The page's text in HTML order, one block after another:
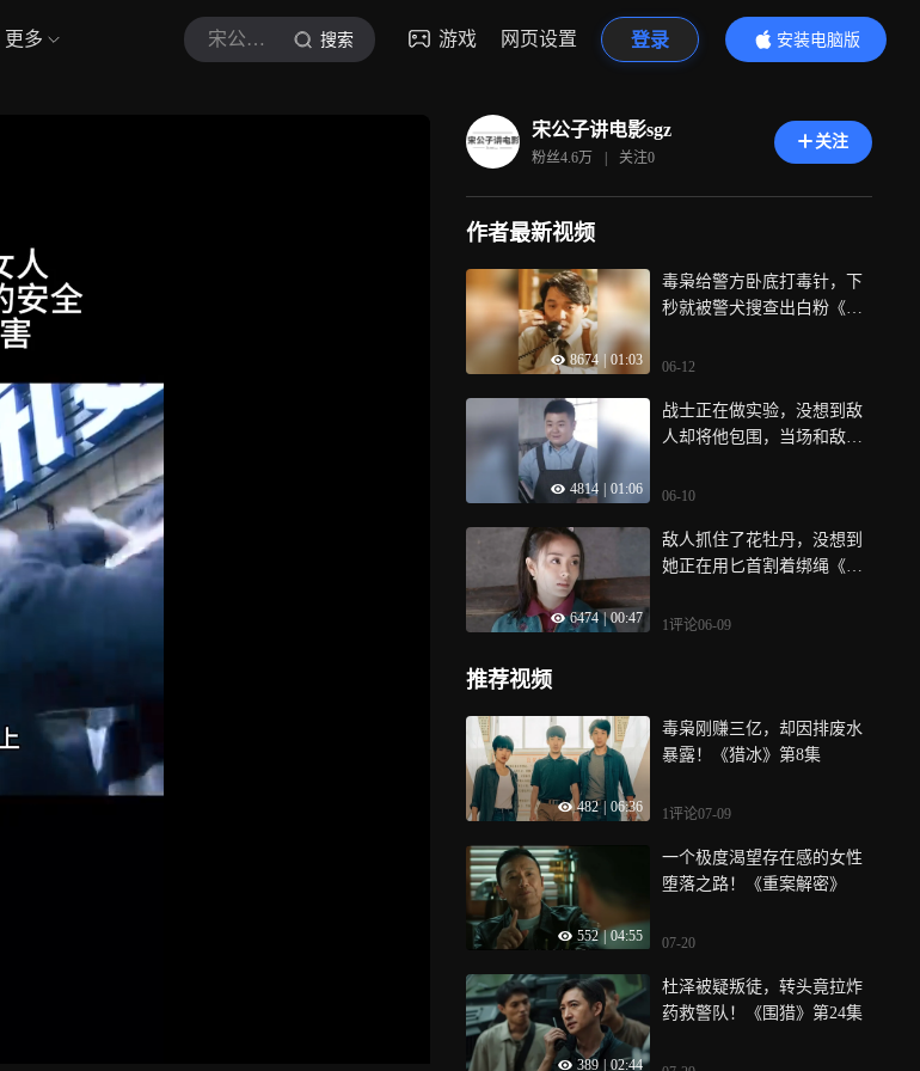
更多 宋公子讲电影sgz 搜索 游戏 网页设置 登录
安装电脑版
内容更精彩
宋公子讲电影sgz
粉丝4.6万 | 关注0
关注
作者最新视频
8674 | 01:03
毒枭给警方卧底打毒针，下
秒就被警犬搜查出白粉《绝
06-12
4814 01:06
战士正在做实验，没想到敌
人却将他包围，当场和敌人
06-10
6474 | 00:47
敌人抓住了花牡丹，没想到
她正在用匕首割着绑绳《我
1评论06-09
推荐视频
482 06:36
毒枭刚赚三亿，却因排废水
暴露！《猎冰》第8集
1评论07-09
552 | 04:55
一个极度渴望存在感的女性
堕落之路！《重案解密》
07-20
389 02:44
杜泽被疑叛徒，转头竟拉炸
药救警队！《围猎》第24集